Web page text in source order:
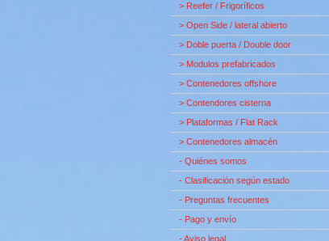
> Reefer / Frigoríficos
> Open Side / lateral abierto
> Doble puerta / Double door
> Modulos prefabricados
> Contenedores offshore
> Contendores cisterna
> Plataformas / Flat Rack
> Contenedores almacén
- Quiénes somos
- Clasificación según estado
- Preguntas frecuentes
- Pago y envío
- Aviso legal